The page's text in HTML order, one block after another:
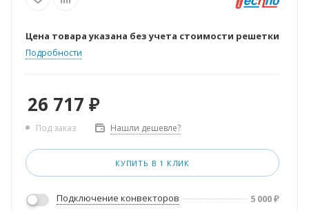
Цена товара указана без учета стоимости решетки
Подробности
26 717 ₽
Под заказ Нашли дешевле?
КУПИТЬ В 1 КЛИК
Подключение конвекторов 5 000₽